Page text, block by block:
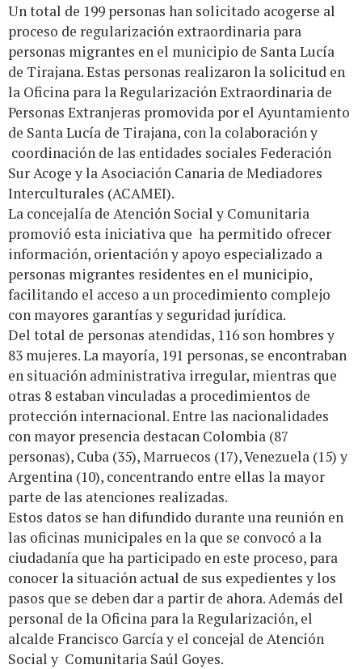
Un total de 199 personas han solicitado acogerse al
proceso de regularización extraordinaria para
personas migrantes en el municipio de Santa Lucía
de Tirajana. Estas personas realizaron la solicitud en
la Oficina para la Regularización Extraordinaria de
Personas Extranjeras promovida por el Ayuntamiento
de Santa Lucía de Tirajana, con la colaboración y
coordinación de las entidades sociales Federación
Sur Acoge y la Asociación Canaria de Mediadores
Interculturales (ACAMEI).
La concejalía de Atención Social y Comunitaria
promovió esta iniciativa que ha permitido ofrecer
información, orientación y apoyo especializado a
personas migrantes residentes en el municipio,
facilitando el acceso a un procedimiento complejo
con mayores garantías y seguridad jurídica.
Del total de personas atendidas, 116 son hombres y
83 mujeres. La mayoría, 191 personas, se encontraban
en situación administrativa irregular, mientras que
otras 8 estaban vinculadas a procedimientos de
protección internacional. Entre las nacionalidades
con mayor presencia destacan Colombia (87
personas), Cuba (35), Marruecos (17), Venezuela (15) y
Argentina (10), concentrando entre ellas la mayor
parte de las atenciones realizadas.
Estos datos se han difundido durante una reunión en
las oficinas municipales en la que se convocó a la
ciudadanía que ha participado en este proceso, para
conocer la situación actual de sus expedientes y los
pasos que se deben dar a partir de ahora. Además del
personal de la Oficina para la Regularización, el
alcalde Francisco García y el concejal de Atención
Social y Comunitaria Saúl Goyes.